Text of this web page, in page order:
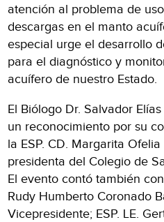
atención al problema de
descargas en el manto
especial urge el desarrollo
para el diagnóstico y
acuífero de nuestro Estado.
El Biólogo Dr. Salvador
un reconocimiento por su
la ESP. CD. Margarita
presidenta del Colegio de
El evento contó también
Rudy Humberto Coronado
Vicepresidente; ESP. LE.